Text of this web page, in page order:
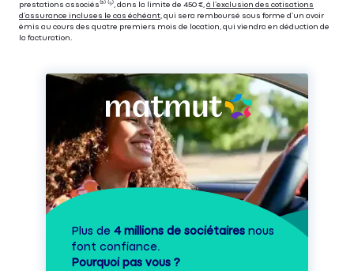
prestations associés⁽³⁾ ⁽⁵⁾, dans la limite de 450 €, à l’exclusion des cotisations
d’assurance incluses le cas échéant, qui sera remboursé sous forme d’un avoir
émis au cours des quatre premiers mois de location, qui viendra en déduction de
la facturation.
Plus de 4 millions de sociétaires nous
font confiance.
Pourquoi pas vous ?